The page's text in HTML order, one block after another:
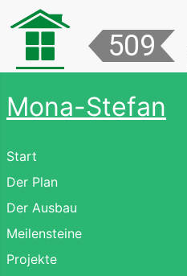
Mona-Stefan
Start
Der Plan
Der Ausbau
Meilensteine
Projekte